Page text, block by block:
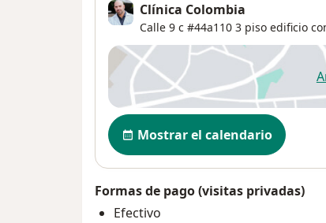
Clínica Colombia
Calle 9 c #44a110 3 piso edificio
Disponibilidad
Mostrar el calendario
Formas de pago (visitas privadas)
Efectivo